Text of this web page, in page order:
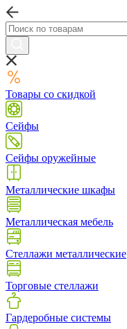
Товары со скидкой
Сейфы
Сейфы оружейные
Металлические шкафы
Металлическая мебель
Стеллажи металлические
Торговые стеллажи
Гардеробные системы